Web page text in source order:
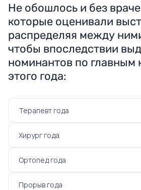
Не обошлось и без
которые оценивали
распределяя между
чтобы впоследствии
номинантов по главным
этого года:
Терапевт года
Хирург года
Ортопед года
Прорыв года